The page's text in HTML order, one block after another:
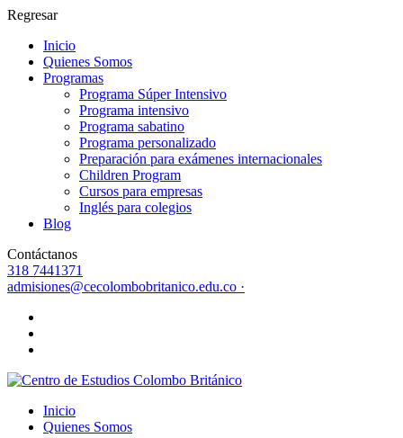
Regresar
Inicio
Quienes Somos
Programas
Programa Súper Intensivo
Programa intensivo
Programa sabatino
Programa personalizado
Preparación para exámenes internacionales
Children Program
Cursos para empresas
Inglés para colegios
Blog
Contáctanos
318 7441371
admisiones@cecolombobritanico.edu.co ·
Inicio
Quienes Somos